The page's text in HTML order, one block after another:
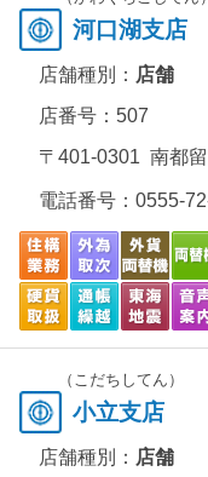
河口湖支店
店舗種別： 店舗
店番号：507
〒401-0301 南都
電話番号： 0555-
（こだちしてん）
小立支店
店舗種別： 店舗